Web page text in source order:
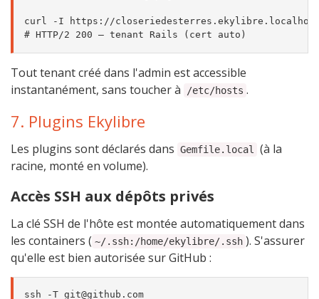
curl -I https://
Tout tenant créé dans l'admin est accessible
instantanément, sans toucher à
/etc/hosts .
7. Plugins Ekylibre
Les plugins sont déclarés dans Gemfile.local
(à la
racine, monté en volume).
Accès SSH aux dépôts privés
La clé SSH de l'hôte est montée automatiquement dans
les containers ( ~/.ssh:/home/ekylibre/.ssh ). S'assurer
qu'elle est bien autorisée sur GitHub :
ssh -T git@github.com